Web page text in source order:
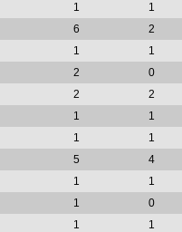
1
1
6
2
1
1
2
0
2
2
1
1
1
1
5
4
1
1
1
0
1
1